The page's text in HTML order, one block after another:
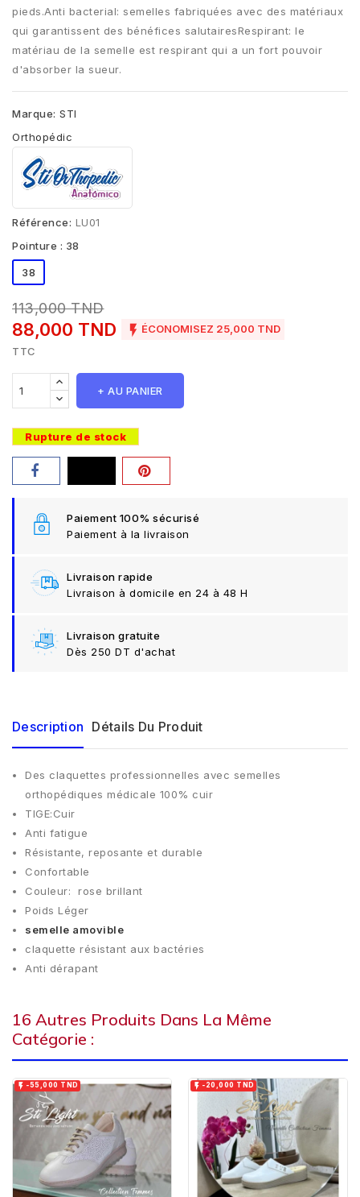
pieds.Anti bacterial: semelles fabriquées avec des matériaux
qui garantissent des bénéfices salutairesRespirant: le
matériau de la semelle est respirant qui a un fort pouvoir
d'absorber la sueur.
Marque: STI
Orthopédic
Référence: LU01
Pointure : 38
38
113,000 TND
88,000 TND  ÉCONOMISEZ 25,000 TND
TTC
+ AU PANIER
Rupture de stock
Paiement 100% sécurisé
Paiement à la livraison
Livraison rapide
Livraison à domicile en 24 à 48 H
Livraison gratuite
Dès 250 DT d'achat
Description Détails Du Produit
Des claquettes professionnelles avec semelles
orthopédiques médicale 100% cuir
TIGE:Cuir
Anti fatigue
Résistante, reposante et durable
Confortable
Couleur: rose brillant
Poids Léger
semelle amovible
claquette résistant aux bactéries
Anti dérapant
16 Autres Produits Dans La Même
Catégorie :
 -55,000 TND  -20,000 TND